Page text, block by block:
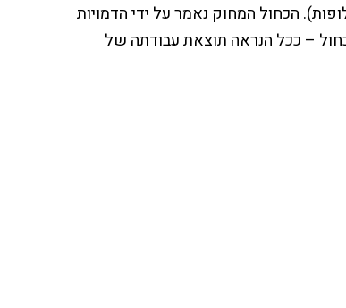
הכחול המחוק נאמר על ידי הדמויות
– ככל הנראה תוצאת עבודתה של